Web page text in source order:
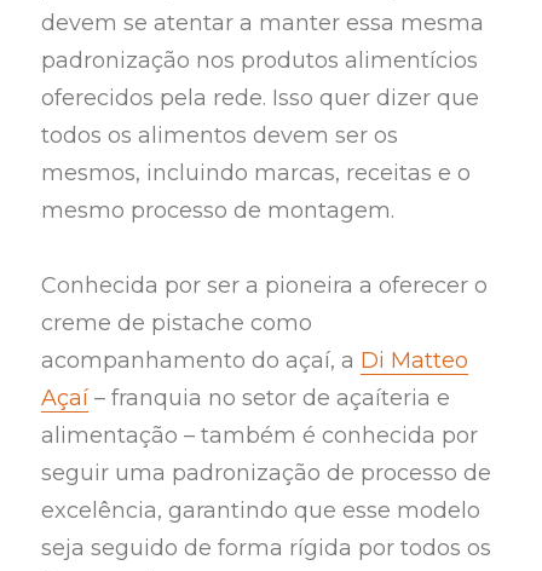
devem se atentar a manter essa mesma
padronização nos produtos alimentícios
oferecidos pela rede. Isso quer dizer que
todos os alimentos devem ser os
mesmos, incluindo marcas, receitas e o
mesmo processo de montagem.
Conhecida por ser a pioneira a oferecer o
creme de pistache como
acompanhamento do açaí, a Di Matteo
Açaí – franquia no setor de açaíteria e
alimentação – também é conhecida por
seguir uma padronização de processo de
excelência, garantindo que esse modelo
seja seguido de forma rígida por todos os